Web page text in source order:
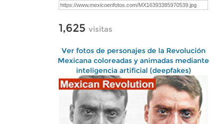
1,625 visitas
Ver fotos de personajes de la Revolución
Mexicana coloreadas y animadas mediante
inteligencia artificial (deepfakes)